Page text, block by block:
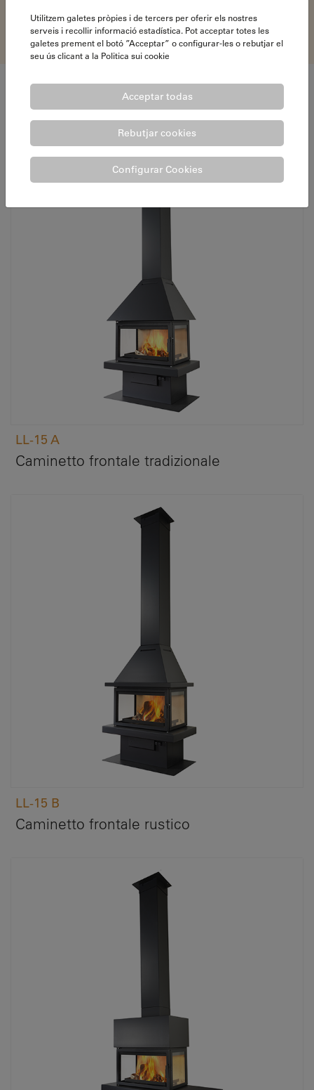
Altri CAMINETTI METALLICI
LL-15 A
Caminetto frontale tradizionale
LL-15 B
Caminetto frontale rustico
Utilitzem galetes pròpies i de tercers per oferir els nostres
serveis i recollir informació estadística. Pot acceptar totes les
galetes prement el botó ”Acceptar” o configurar-les o rebutjar el
seu ús clicant a la Politica sui cookie
Acceptar todas
Rebutjar cookies
Configurar Cookies